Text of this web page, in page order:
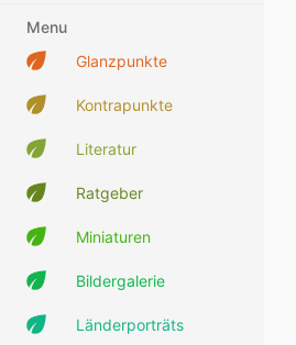
Menu
Glanzpunkte
Kontrapunkte
Literatur
Ratgeber
Miniaturen
Bildergalerie
Länderporträts